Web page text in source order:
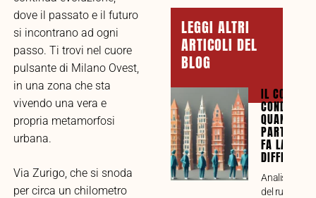
dove il passato e il futuro
si incontrano ad ogni
passo. Ti trovi nel cuore
pulsante di Milano Ovest,
in una zona che sta
vivendo una vera e
propria metamorfosi
urbana.
Via Zurigo, che si snoda
per circa un chilometro
LEGGI ALTRI
ARTICOLI DEL
BLOG
IL
QUANDO LA
FA LA
Analisi
del ruolo del